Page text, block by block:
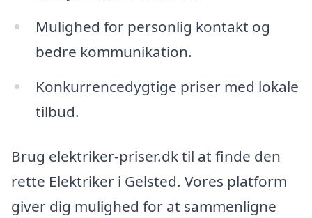
Mulighed for personlig kontakt og
bedre kommunikation.
Konkurrencedygtige priser med lokale
tilbud.
Brug elektriker-priser.dk til at finde den
rette Elektriker i Gelsted. Vores platform
giver dig mulighed for at sammenligne